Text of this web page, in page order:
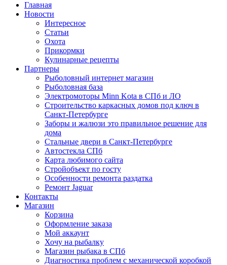
Главная
Новости
Интересное
Статьи
Охота
Прикормки
Кулинарные рецепты
Партнеры
Рыболовный интернет магазин
Рыболовная база
Электромоторы Minn Kota в СПб и ЛО
Строительство каркасных домов под ключ в
Санкт-Петербурге
Заборы и жалюзи это правильное решение для
дома
Стальные двери в Санкт-Петербурге
Автостекла СПб
Карта любимого сайта
Стройобъект по госту
Особенности ремонта раздатка
Ремонт Jaguar
Контакты
Магазин
Корзина
Оформление заказа
Мой аккаунт
Хочу на рыбалку
Магазин рыбака в СПб
Диагностика проблем с механической коробкой